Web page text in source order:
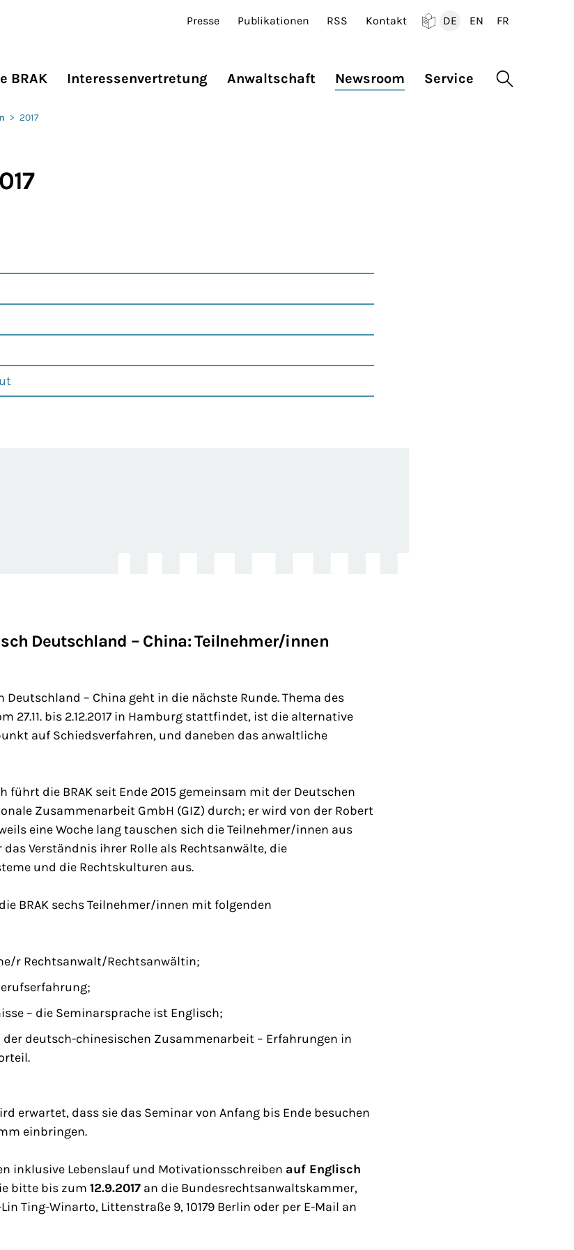
Presse Publikationen RSS Kontakt
DE
EN
FR
BRAK Interessenvertretung Anwaltschaft Newsroom Service Suche
> 2017
Deutschland – China: Teilnehmer/innen
– China geht in die nächste Runde. Thema des
27.11. bis 2.12.2017 in Hamburg stattfindet, ist die alternative
auf Schiedsverfahren, und daneben das anwaltliche
führt die BRAK seit Ende 2015 gemeinsam mit der Deutschen
Zusammenarbeit GmbH (GIZ) durch; er wird von der Robert
eine Woche lang tauschen sich die Teilnehmer/innen aus
Verständnis ihrer Rolle als Rechtsanwälte, die
und die Rechtskulturen aus.
BRAK sechs Teilnehmer/innen mit folgenden
r Rechtsanwalt/Rechtsanwältin;
– die Seminarsprache ist Englisch;
der deutsch-chinesischen Zusammenarbeit – Erfahrungen in
erwartet, dass sie das Seminar von Anfang bis Ende besuchen
einbringen.
inklusive Lebenslauf und Motivationsschreiben auf Englisch
bitte bis zum 12.9.2017 an die Bundesrechtsanwaltskammer,
Ting-Winarto, Littenstraße 9, 10179 Berlin oder per E-Mail an